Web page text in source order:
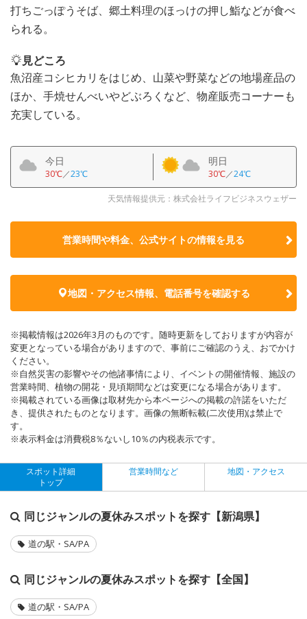
打ちごっぽうそば、郷土料理のほっけの押し鮨などが食べ
られる。
見どころ
魚沼産コシヒカリをはじめ、山菜や野菜などの地場産品の
ほか、手焼せんべいやどぶろくなど、物産販売コーナーも
充実している。
今日
30℃／23℃
明日
30℃／24℃
天気情報提供元：株式会社ライフビジネスウェザー
営業時間や料金、公式サイトの情報を見る
地図・アクセス情報、電話番号を確認する
※掲載情報は2026年3月のものです。随時更新をしておりますが内容が
変更となっている場合がありますので、事前にご確認のうえ、おでかけ
ください。
※自然災害の影響やその他諸事情により、イベントの開催情報、施設の
営業時間、植物の開花・見頃期間などは変更になる場合があります。
※掲載されている画像は取材先から本ページへの掲載の許諾をいただ
き、提供されたものとなります。画像の無断転載(二次使用)は禁止で
す。
※表示料金は消費税8％ないし10％の内税表示です。
スポット詳細
トップ
営業時間など 地図・アクセス
同じジャンルの夏休みスポットを探す【新潟県】
道の駅・SA/PA
同じジャンルの夏休みスポットを探す【全国】
道の駅・SA/PA